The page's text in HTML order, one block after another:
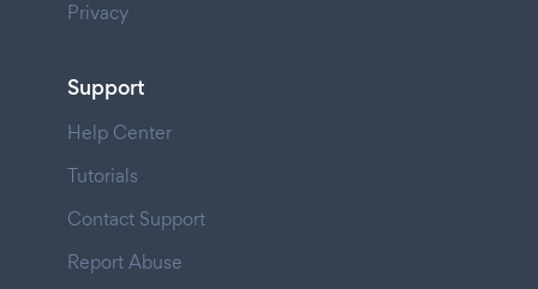
Privacy
Support
Help Center
Tutorials
Contact Support
Report Abuse